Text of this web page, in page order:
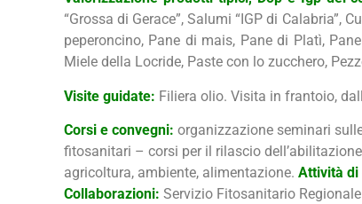
“Grossa di Gerace”, Salumi “IGP di Calabria”,
peperoncino, Pane di mais, Pane di Platì,
Miele della Locride, Paste con lo zucchero,
Visite guidate: Filiera olio. Visita in frantoio,
Corsi e convegni: organizzazione seminari
fitosanitari – corsi per il rilascio
agricoltura, ambiente, alimentazione. Attività di
Collaborazioni: Servizio Fitosanitario